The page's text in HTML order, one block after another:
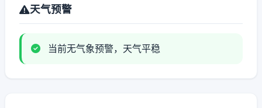
天气预警
当前无气象预警，天气平稳